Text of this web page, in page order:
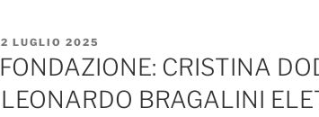
PUBBLICATO
IL
2 LUGLIO 2025
FONDAZIONE: CRISTINA
LEONARDO BRAGALINI